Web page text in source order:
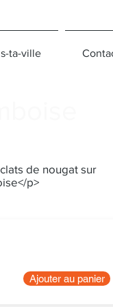
ta-ville
de nougat sur
p>
Ajouter au panier